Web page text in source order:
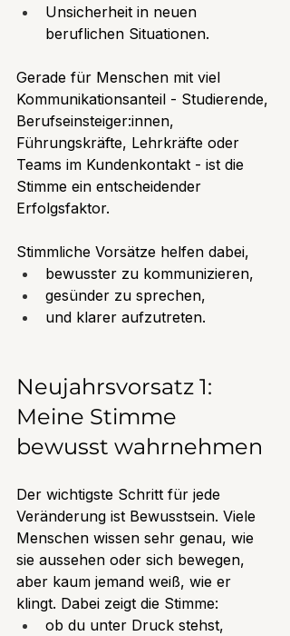
Unsicherheit in neuen
beruflichen Situationen.
Gerade für Menschen mit viel
Kommunikationsanteil - Studierende,
Berufseinsteiger:innen,
Führungskräfte, Lehrkräfte oder
Teams im Kundenkontakt - ist die
Stimme ein entscheidender
Erfolgsfaktor.
Stimmliche Vorsätze helfen dabei,
bewusster zu kommunizieren,
gesünder zu sprechen,
und klarer aufzutreten.
Neujahrsvorsatz 1:
Meine Stimme
bewusst wahrnehmen
Der wichtigste Schritt für jede
Veränderung ist Bewusstsein. Viele
Menschen wissen sehr genau, wie
sie aussehen oder sich bewegen,
aber kaum jemand weiß, wie er
klingt. Dabei zeigt die Stimme:
ob du unter Druck stehst,